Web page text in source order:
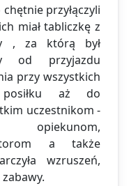
przyłączyli
miał tabliczkę z
, za którą był
od przyjazdu
przy wszystkich
posiłku aż do
uczestnikom -
opiekunom,
a także
wzruszeń,